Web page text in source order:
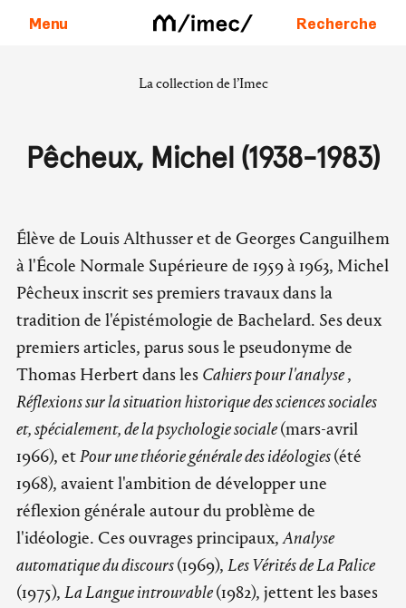
Menu Recherche
La collection de l’Imec
Pêcheux, Michel (1938-1983)
Élève de Louis Althusser et de Georges Canguilhem
à l'École Normale Supérieure de 1959 à 1963, Michel
Pêcheux inscrit ses premiers travaux dans la
tradition de l'épistémologie de Bachelard. Ses deux
premiers articles, parus sous le pseudonyme de
Thomas Herbert dans les Cahiers pour l'analyse,
Réflexions sur la situation historique des sciences sociales
et, spécialement, de la psychologie sociale(mars-avril
1966), etPour une théorie générale des idéologies(été
1968), avaient l'ambition de développer une
réflexion générale autour du problème de
l'idéologie. Ces ouvrages principaux,Analyse
automatique du discours(1969), Les Vérités de La Palice
(1975), La Langue introuvable(1982), jettent les bases